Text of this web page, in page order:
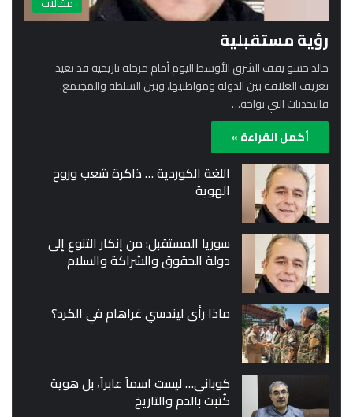
رؤية مستقبلية
خالد حسو يقف الشرق الأوسط اليوم أمام مرحلة تاريخية قد تعيد
تعريف العلاقة بين الدولة ومواطنيها، وبين السلطة والمجتمع.
فالتحديات التي تواجه…
أكمل القراءة »
اللغة الكوردية … ذاكرة شعب وروح
الهوية
سوريا المستقبل: من إنكار التنوع إلى
دولة الحقوق والشراكة والسلام
ماذا رأى ليندسي غراهام في الكرد؟
كوباني… ليست اسماً عابراً، بل هوية
كُتبت بالدم والتاريخ